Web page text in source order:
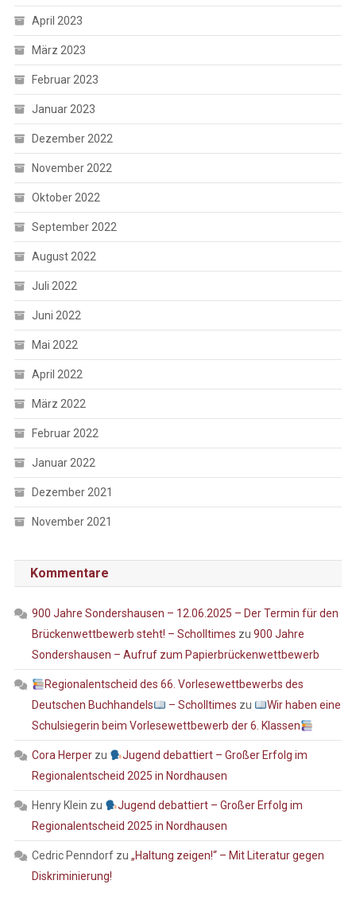
April 2023
März 2023
Februar 2023
Januar 2023
Dezember 2022
November 2022
Oktober 2022
September 2022
August 2022
Juli 2022
Juni 2022
Mai 2022
April 2022
März 2022
Februar 2022
Januar 2022
Dezember 2021
November 2021
Kommentare
900 Jahre Sondershausen – 12.06.2025 – Der Termin für den
Brückenwettbewerb steht! – Scholltimes zu 900 Jahre
Sondershausen – Aufruf zum Papierbrückenwettbewerb
Regionalentscheid des 66. Vorlesewettbewerbs des
Deutschen Buchhandels
– Scholltimes zu
Wir haben eine
Schulsiegerin beim Vorlesewettbewerb der 6. Klassen
Cora Herperzu
Jugend debattiert – Großer Erfolg im
Regionalentscheid 2025 in Nordhausen
Henry Klein zu
Jugend debattiert – Großer Erfolg im
Regionalentscheid 2025 in Nordhausen
Cedric Penndorfzu „Haltung zeigen!“ – Mit Literatur gegen
Diskriminierung!